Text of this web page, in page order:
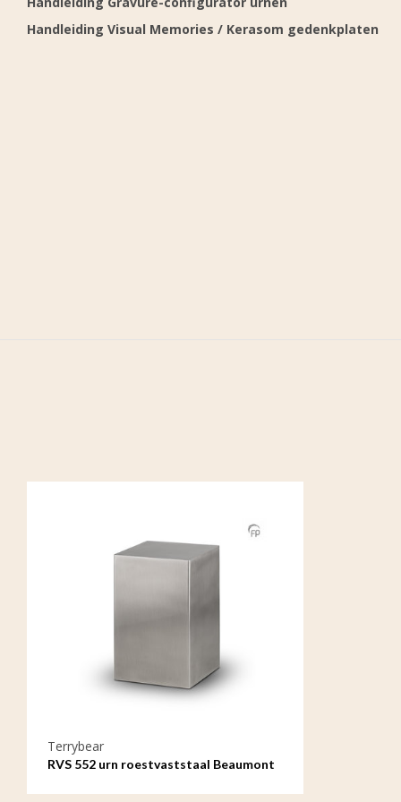
Handleiding Visual Memories / Kerasom gedenkplaten
Terrybear
RVS 552 urn roestvaststaal Beaumont